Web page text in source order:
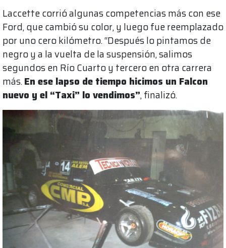
Laccette corrió algunas competencias más con ese
Ford, que cambió su color, y luego fue reemplazado
por uno cero kilómetro. “Después lo pintamos de
negro y a la vuelta de la suspensión, salimos
segundos en Río Cuarto y tercero en otra carrera
más.En ese lapso de tiempo hicimos un Falcon
nuevo y el “Taxi” lo vendimos”, finalizó.